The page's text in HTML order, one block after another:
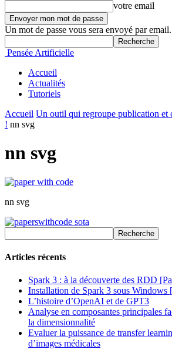
votre email
Un mot de passe vous sera envoyé par email.
Pensée Artificielle
Accueil
Actualités
Tutoriels
Accueil Un outil qui regroupe publication et
! nn svg
nn svg
nn svg
Articles récents
Spark 3 : à la découverte des RDD
Installation de Spark 3 sous Windows
L’histoire d’OpenAI et de GPT3
Analyse en composantes principales
la dimensionnalité
Evaluer la puissance de transfer
d’images médicales